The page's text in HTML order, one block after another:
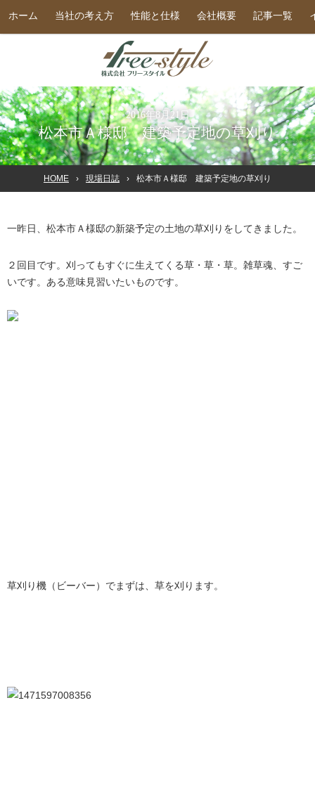
ホーム 当社の考え方 性能と仕様 会社概要 記事一覧
2016年8月21日
松本市Ａ様邸 建築予定地の草刈り
HOME 現場日誌 松本市Ａ様邸 建築予定地の草刈り
一昨日、松本市Ａ様邸の新築予定の土地の草刈りをしてきました。
２回目です。刈ってもすぐに生えてくる草・草・草。雑草魂、すご
いです。ある意味見習いたいものです。
草刈り機（ビーバー）でまずは、草を刈ります。